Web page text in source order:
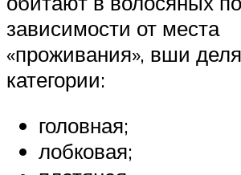
зависимости от места
«проживания», вши
категории:
головная;
лобковая;